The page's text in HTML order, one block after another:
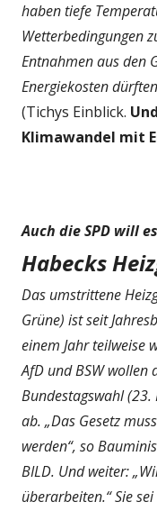
haben tiefe
Wetterbedingungen
Entnahmen aus den
Energiekosten
(Tichys Einblick.
Klimawandel mit
Auch die SPD will
Habecks
Das umstrittene
Grüne) ist seit
einem Jahr teilweise
AfD und BSW wollen
Bundestagswahl (23.
ab. „Das Gesetz
werden“, so
BILD. Und weiter:
überarbeiten.“ Sie